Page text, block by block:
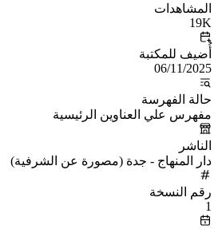
المشاهدات
19K
أُضيف للمكتبة
06/11/2025
حالة الفهرسة
مفهرس علي العناوين الرئيسية
الناشر
دار المنهاج - جدة (مصورة عن الشرفية)
رقم النسخة
1